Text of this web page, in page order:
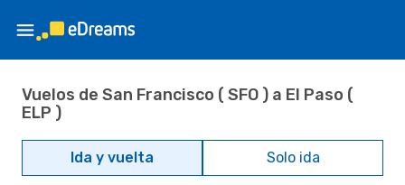
Vuelos de San Francisco ( SFO ) a El Paso (
ELP )
Ida y vuelta Solo ida